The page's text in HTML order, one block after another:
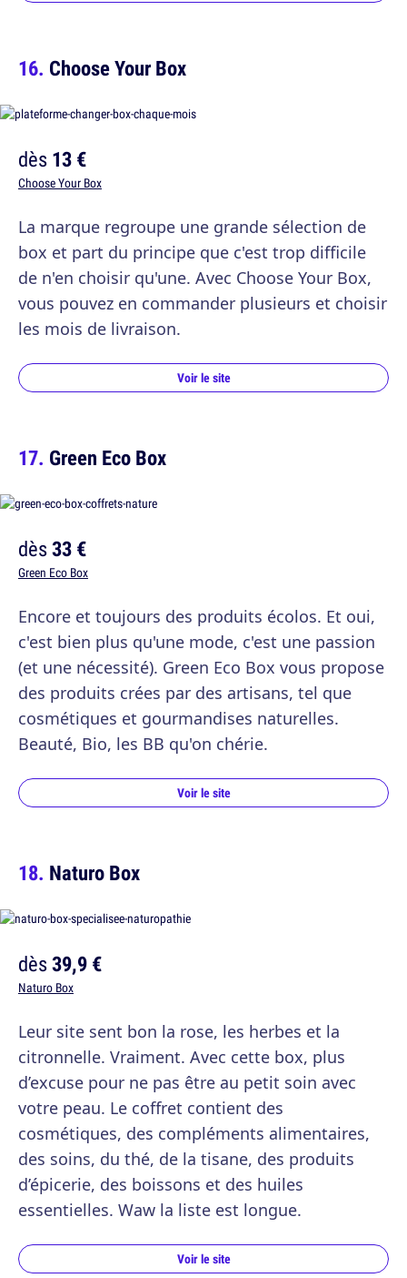
Choose Your Box
dès13 €
Choose Your Box
La marque regroupe une grande sélection de
box et part du principe que c'est trop difficile
de n'en choisir qu'une. Avec Choose Your Box,
vous pouvez en commander plusieurs et choisir
les mois de livraison.
Voir le site
Green Eco Box
dès33 €
Green Eco Box
Encore et toujours des produits écolos. Et oui,
c'est bien plus qu'une mode, c'est une passion
(et une nécessité). Green Eco Box vous propose
des produits crées par des artisans, tel que
cosmétiques et gourmandises naturelles.
Beauté, Bio, les BB qu'on chérie.
Voir le site
Naturo Box
dès39,9 €
Naturo Box
Leur site sent bon la rose, les herbes et la
citronnelle. Vraiment. Avec cette box, plus
d’excuse pour ne pas être au petit soin avec
votre peau. Le coffret contient des
cosmétiques, des compléments alimentaires,
des soins, du thé, de la tisane, des produits
d’épicerie, des boissons et des huiles
essentielles. Waw la liste est longue.
Voir le site